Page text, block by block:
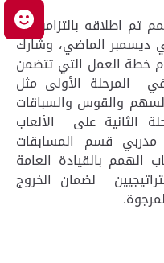
تم اطلاقه بالتزامن مع
ديسمبر الماضي، وشارك
خطة العمل التي تتضمن
المرحلة الأولى مثل
والقوس والسباقات
الثانية على الألعاب
مدربي قسم المسابقات
الهمم بالقيادة العامة
لضمان الخروج